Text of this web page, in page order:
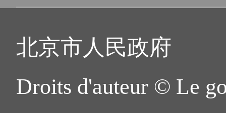
北京市人民政府
Droits d'auteur © Le